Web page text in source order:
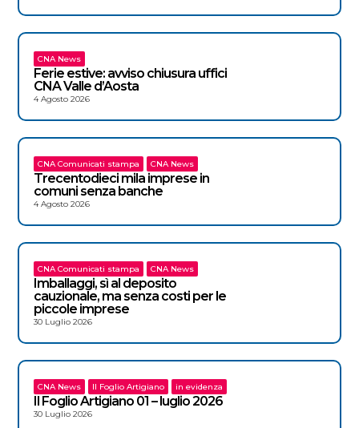
CNA News
Ferie estive: avviso chiusura uffici
CNA Valle d’Aosta
4 Agosto 2026
CNA Comunicati stampa CNA News
Trecentodieci mila imprese in
comuni senza banche
4 Agosto 2026
CNA Comunicati stampa CNA News
Imballaggi, sì al deposito
cauzionale, ma senza costi per le
piccole imprese
30 Luglio 2026
CNA News Il Foglio Artigiano in evidenza
Il Foglio Artigiano 01 – luglio 2026
30 Luglio 2026